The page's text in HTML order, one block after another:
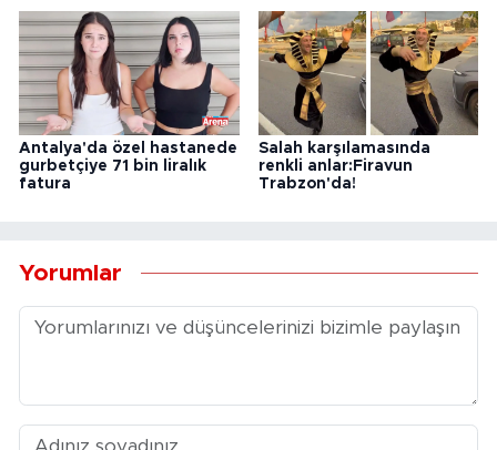
Antalya'da özel hastanede
gurbetçiye 71 bin liralık
fatura
Salah karşılamasında
renkli anlar:Firavun
Trabzon'da!
Yorumlar